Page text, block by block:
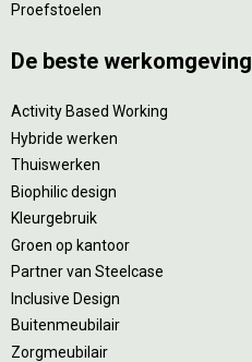
Proefstoelen
De beste werkomgeving
Activity Based Working
Hybride werken
Thuiswerken
Biophilic design
Kleurgebruik
Groen op kantoor
Partner van Steelcase
Inclusive Design
Buitenmeubilair
Zorgmeubilair